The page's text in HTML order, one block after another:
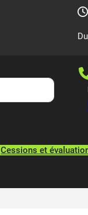
Cessions et